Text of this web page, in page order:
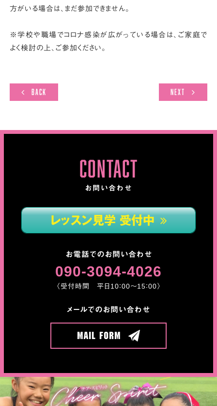
方がいる場合は、まだ参加できません。
※学校や職場でコロナ感染が広がっている場合は、ご家庭で
よく検討の上、ご参加ください。
Back Next
CONTACT
お問い合わせ
レッスン見学 受付中
お電話でのお問い合わせ
090-3094-4026
〈受付時間 平日10：00〜15：00〉
メールでのお問い合わせ
Mail Form